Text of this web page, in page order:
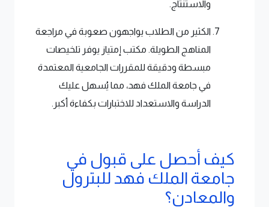
والاستنتاج.
الكثير من الطلاب يواجهون صعوبة في مراجعة
المناهج الطويلة. مكتب إمتياز يوفر تلخيصات
مبسطة ودقيقة للمقررات الجامعية المعتمدة
في جامعة الملك فهد، مما يُسهل عليك
الدراسة والاستعداد للاختبارات بكفاءة أكبر.
كيف أحصل على قبول في
جامعة الملك فهد للبترول
والمعادن؟